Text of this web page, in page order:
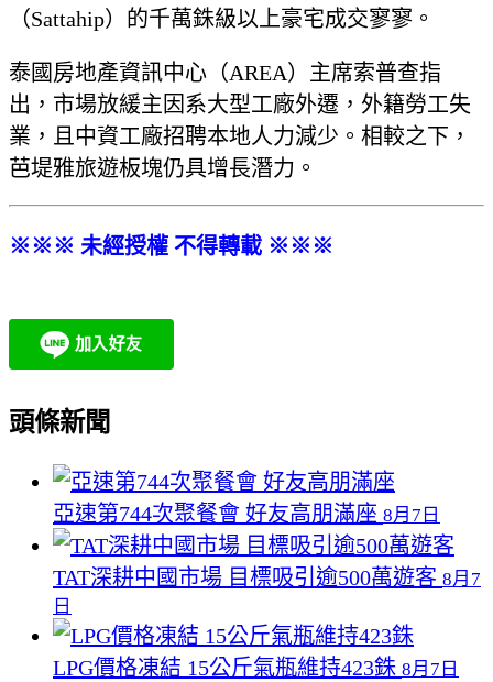
（Sattahip）的千萬銖級以上豪宅成交寥寥。
泰國房地產資訊中心（AREA）主席索普查指
出，市場放緩主因系大型工廠外遷，外籍勞工失
業，且中資工廠招聘本地人力減少。相較之下，
芭堤雅旅遊板塊仍具增長潛力。
※※※ 未經授權 不得轉載 ※※※
頭條新聞
亞速第744次聚餐會 好友高朋滿座 8月7日
TAT深耕中國市場 目標吸引逾500萬遊客 8月7
日
LPG價格凍結 15公斤氣瓶維持423銖 8月7日